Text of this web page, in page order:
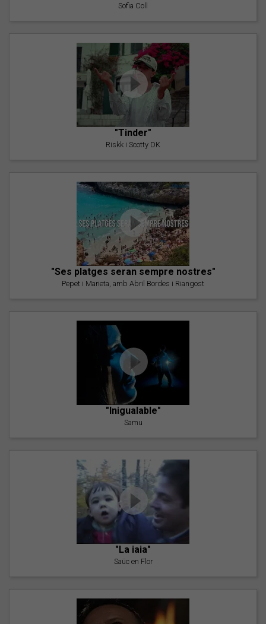
Sofia Coll
"Tinder"
Riskk i Scotty DK
"Ses platges seran sempre nostres"
Pepet i Marieta, amb Abril Bordes i Riangost
"Inigualable"
Samu
"La iaia"
Saüc en Flor